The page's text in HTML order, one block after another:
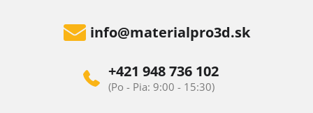
info@materialpro3d.sk
+421 948 736 102